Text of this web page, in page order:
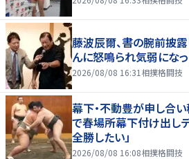
藤波辰爾、書の腕前披露
んに怒鳴られ気弱になっ
2026/08/08 16:31 相撲格闘技
幕下・不動豊が申し合
で春場所幕下付け出し
全勝したい」
2026/08/08 16:08相撲格闘技